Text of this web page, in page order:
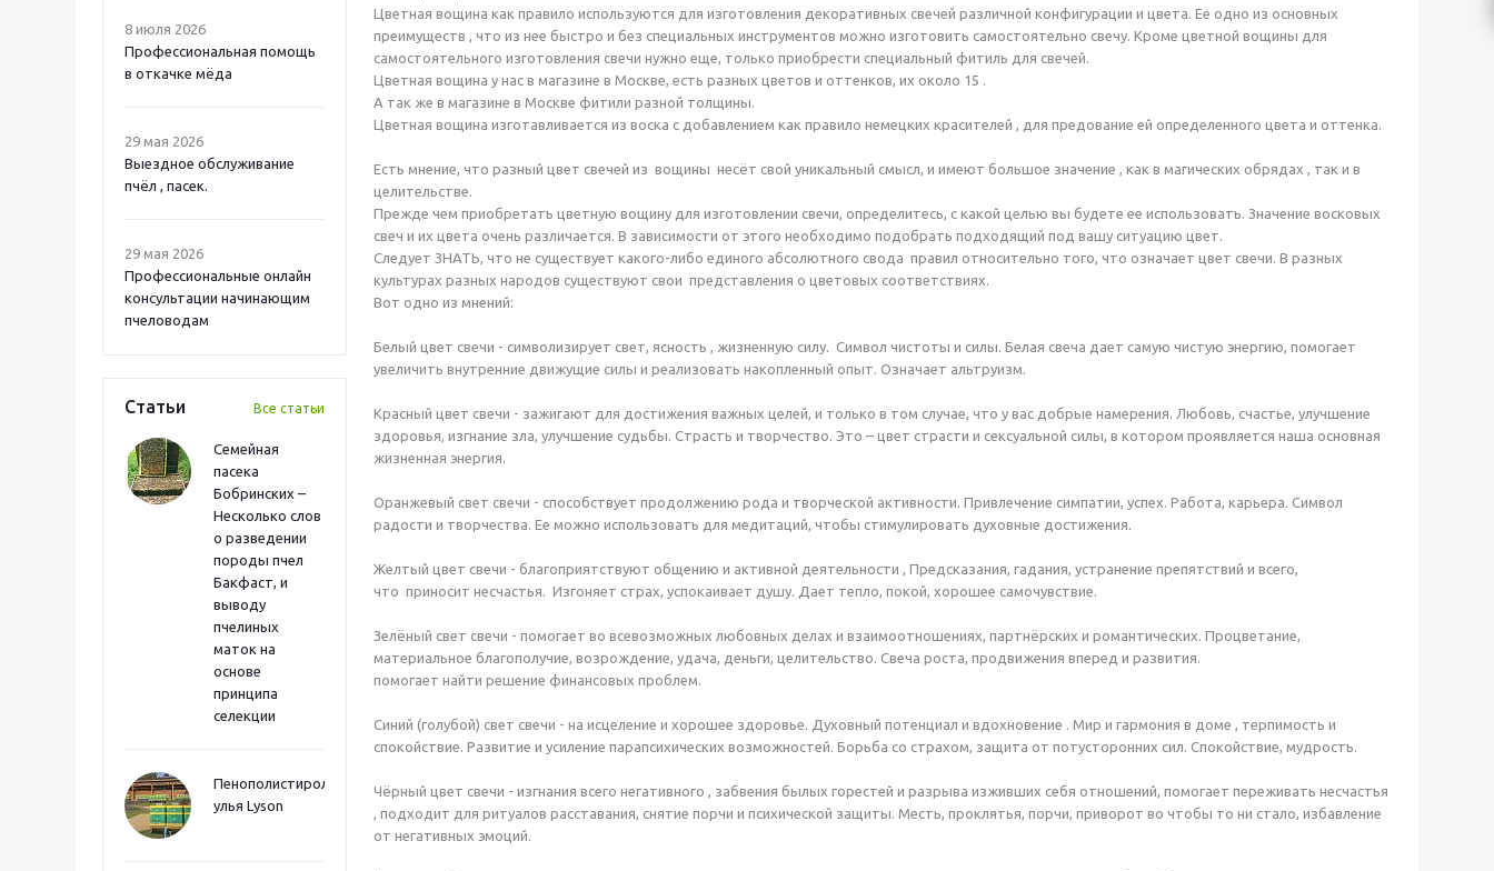
8 июля 2026
Профессиональная помощь
в откачке мёда
29 мая 2026
Выездное обслуживание
пчёл , пасек.
29 мая 2026
Профессиональные онлайн
консультации начинающим
пчеловодам
Статьи Все статьи
Семейная
пасека
Бобринских –
Несколько слов
о разведении
породы пчел
Бакфаст, и
выводу
пчелиных
маток на
основе
принципа
селекции
Пенополистиролные
улья Lyson
Цветная вощина как правило используются для изготовления декоративных свечей различной конфигурации и цвета. Ее одно из основных
преимуществ , что из нее быстро и без специальных инструментов можно изготовить самостоятельно свечу. Кроме цветной вощины для
самостоятельного изготовления свечи нужно еще, только приобрести специальный фитиль для свечей.
Цветная вощина у нас в магазине в Москве, есть разных цветов и оттенков, их около 15 .
А так же в магазине в Москве фитили разной толщины.
Цветная вощина изготавливается из воска с добавлением как правило немецких красителей , для предование ей определенного цвета и оттенка.
Есть мнение, что разный цвет свечей из вощины несёт свой уникальный смысл, и имеют большое значение , как в магических обрядах , так и в
целительстве.
Прежде чем приобретать цветную вощину для изготовлении свечи, определитесь, с какой целью вы будете ее использовать. Значение восковых
свеч и их цвета очень различается. В зависимости от этого необходимо подобрать подходящий под вашу ситуацию цвет.
Следует ЗНАТЬ, что не существует какого-либо единого абсолютного свода правил относительно того, что означает цвет свечи. В разных
культурах разных народов существуют свои представления о цветовых соответствиях.
Вот одно из мнений:
Белый цвет свечи - символизирует свет, ясность , жизненную силу. Символ чистоты и силы. Белая свеча дает самую чистую энергию, помогает
увеличить внутренние движущие силы и реализовать накопленный опыт. Означает альтруизм.
Красный цвет свечи - зажигают для достижения важных целей, и только в том случае, что у вас добрые намерения. Любовь, счастье, улучшение
здоровья, изгнание зла, улучшение судьбы. Страсть и творчество. Это – цвет страсти и сексуальной силы, в котором проявляется наша основная
жизненная энергия.
Оранжевый свет свечи - способствует продолжению рода и творческой активности. Привлечение симпатии, успех. Работа, карьера. Символ
радости и творчества. Ее можно использовать для медитаций, чтобы стимулировать духовные достижения.
Желтый цвет свечи - благоприятствуют общению и активной деятельности , Предсказания, гадания, устранение препятствий и всего,
что приносит несчастья. Изгоняет страх, успокаивает душу. Дает тепло, покой, хорошее самочувствие.
Зелёный свет свечи - помогает во всевозможных любовных делах и взаимоотношениях, партнёрских и романтических. Процветание,
материальное благополучие, возрождение, удача, деньги, целительство. Свеча роста, продвижения вперед и развития.
помогает найти решение финансовых проблем.
Синий (голубой) свет свечи - на исцеление и хорошее здоровье. Духовный потенциал и вдохновение . Мир и гармония в доме , терпимость и
спокойствие. Развитие и усиление парапсихических возможностей. Борьба со страхом, защита от потусторонних сил. Спокойствие, мудрость.
Чёрный цвет свечи - изгнания всего негативного , забвения былых горестей и разрыва изживших себя отношений, помогает переживать несчастья
, подходит для ритуалов расставания, снятие порчи и психической защиты. Месть, проклятья, порчи, приворот во чтобы то ни стало, избавление
от негативных эмоций.